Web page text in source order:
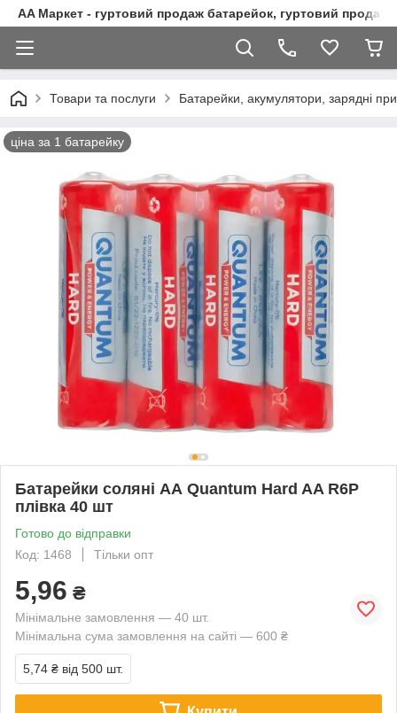
AA Маркет - гуртовий продаж батарейок, гуртовий продаж
Товари та послуги Батарейки, акумулятори, зарядні
ціна за 1 батарейку
Батарейки соляні АА Quantum Hard AA R6P
плівка 40 шт
Готово до відправки
Код: 1468
Тільки опт
5,96 ₴
Мінімальне замовлення — 40 шт.
Мінімальна сума замовлення на сайті — 600 ₴
5,74 ₴ від 500 шт.